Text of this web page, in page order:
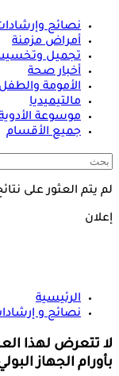
نصائح
أمراض مزمنة
تجميل
أخبار صحة
الأمومة والطفل
مالتيميديا
موسوعة
جميع الأقسام
لم يتم العثور على
إعلان
الرئيسية
نصائح و
لا تتعرض لهذا
بأورام الجهاز